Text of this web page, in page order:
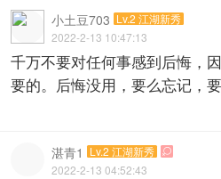
小土豆703 Lv.2 江湖新秀
2022-2-13 10:47:13
千万不要对任何事感到后悔，
要的。后悔没用，要么忘记，要
湛青1 Lv.2 江湖新秀 
2022-2-13 04:52:43